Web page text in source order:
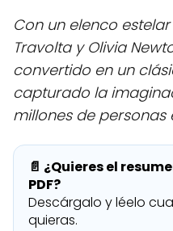
Con un elenco
Travolta y Olivia
convertido en un
capturado la
millones de personas
📄 ¿Quieres el
PDF?
Descárgalo y léelo
quieras.